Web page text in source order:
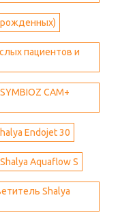
пациентов и
CAM+
Endojet 30
Aquaflow S
Shalya